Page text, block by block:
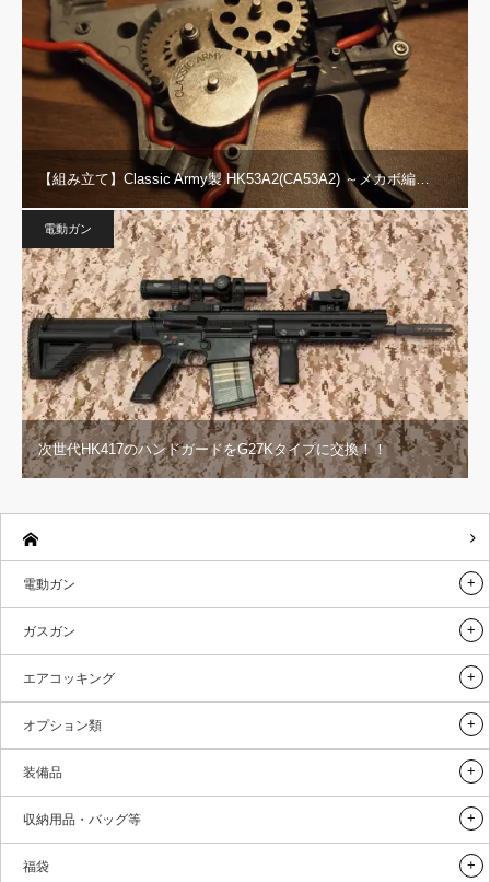
【組み立て】Classic Army製 HK53A2(CA53A2) ～メカボ編…
電動ガン
次世代HK417のハンドガードをG27Kタイプに交換！！
電動ガン
ガスガン
エアコッキング
オプション類
装備品
収納用品・バッグ等
福袋